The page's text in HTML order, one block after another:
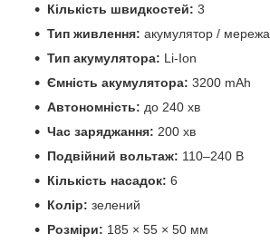
Кількість швидкостей: 3
Тип живлення: акумулятор / мережа
Тип акумулятора: Li-Ion
Ємність акумулятора: 3200 mAh
Автономність: до 240 хв
Час заряджання: 200 хв
Подвійний вольтаж: 110–240 В
Кількість насадок: 6
Колір: зелений
Розміри: 185 × 55 × 50 мм